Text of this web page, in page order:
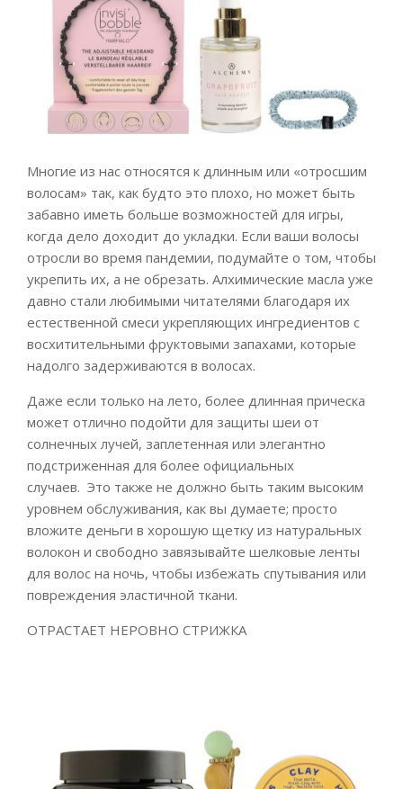
Многие из нас относятся к длинным или «отросшим
волосам» так, как будто это плохо, но может быть
забавно иметь больше возможностей для игры,
когда дело доходит до укладки. Если ваши волосы
отросли во время пандемии, подумайте о том, чтобы
укрепить их, а не обрезать. Алхимические масла уже
давно стали любимыми читателями благодаря их
естественной смеси укрепляющих ингредиентов с
восхитительными фруктовыми запахами, которые
надолго задерживаются в волосах.
Даже если только на лето, более длинная прическа
может отлично подойти для защиты шеи от
солнечных лучей, заплетенная или элегантно
подстриженная для более официальных
случаев. Это также не должно быть таким высоким
уровнем обслуживания, как вы думаете; просто
вложите деньги в хорошую щетку из натуральных
волокон и свободно завязывайте шелковые ленты
для волос на ночь, чтобы избежать спутывания или
повреждения эластичной ткани.
ОТРАСТАЕТ НЕРОВНО СТРИЖКА